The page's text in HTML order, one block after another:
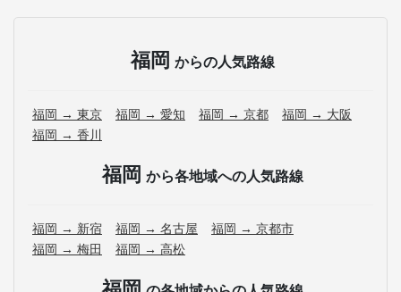
福岡 からの人気路線
福岡 → 東京 福岡 → 愛知 福岡 → 京都
福岡 → 大阪
福岡 → 香川
福岡 から各地域への人気路線
福岡 → 新宿 福岡 → 名古屋
福岡 → 京都市
福岡 → 梅田
福岡 → 高松